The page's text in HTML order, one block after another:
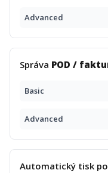
Advanced
Správa POD /
Basic
Advanced
Automatický tisk